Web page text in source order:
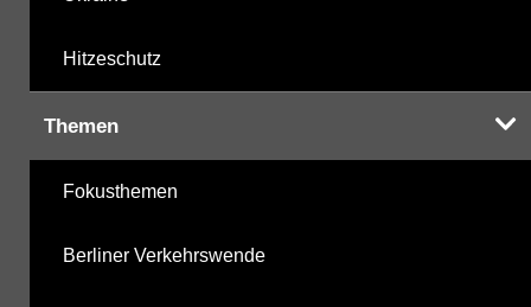
Hitzeschutz
Themen
Fokusthemen
Berliner Verkehrswende